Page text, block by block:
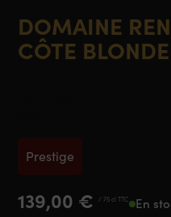
DOMAINE
CÔTE BLONDE
139,00 € / 75 cl TTC En
Prestige